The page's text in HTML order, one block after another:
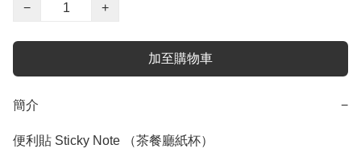
−
+
加至購物車
簡介 −
便利貼 Sticky Note （茶餐廳紙杯）